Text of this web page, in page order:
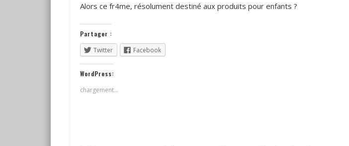
Alors ce fr4me, résolument destiné aux produits pour enfants ?
Partager :
Twitter
Facebook
WordPress:
chargement…